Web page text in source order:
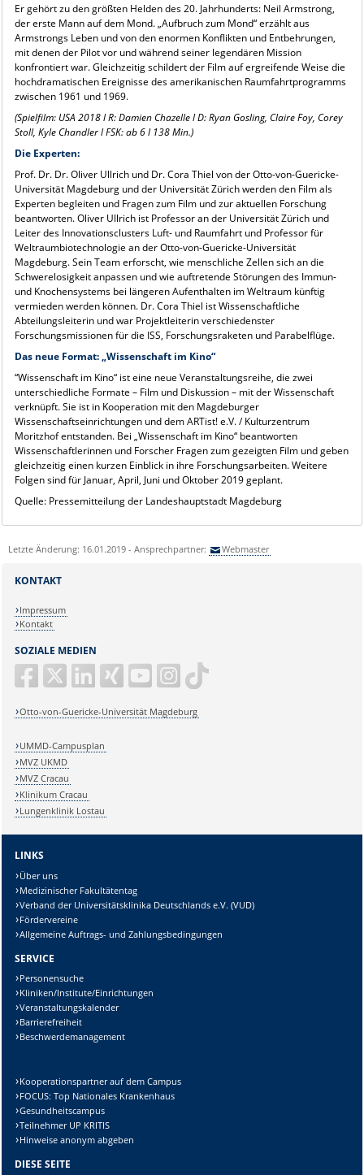
Er gehört zu den größten Helden des 20. Jahrhunderts: Neil Armstrong,
der erste Mann auf dem Mond. „Aufbruch zum Mond“ erzählt aus
Armstrongs Leben und von den enormen Konflikten und Entbehrungen,
mit denen der Pilot vor und während seiner legendären Mission
konfrontiert war. Gleichzeitig schildert der Film auf ergreifende Weise die
hochdramatischen Ereignisse des amerikanischen Raumfahrtprogramms
zwischen 1961 und 1969.
(Spielfilm: USA 2018 l R: Damien Chazelle l D: Ryan Gosling, Claire Foy, Corey
Stoll, Kyle Chandler l FSK: ab 6 l 138 Min.)
Die Experten:
Prof. Dr. Dr. Oliver Ullrich und Dr. Cora Thiel von der Otto-von-Guericke-
Universität Magdeburg und der Universität Zürich werden den Film als
Experten begleiten und Fragen zum Film und zur aktuellen Forschung
beantworten. Oliver Ullrich ist Professor an der Universität Zürich und
Leiter des Innovationsclusters Luft- und Raumfahrt und Professor für
Weltraumbiotechnologie an der Otto-von-Guericke-Universität
Magdeburg. Sein Team erforscht, wie menschliche Zellen sich an die
Schwerelosigkeit anpassen und wie auftretende Störungen des Immun-
und Knochensystems bei längeren Aufenthalten im Weltraum künftig
vermieden werden können. Dr. Cora Thiel ist Wissenschaftliche
Abteilungsleiterin und war Projektleiterin verschiedenster
Forschungsmissionen für die ISS, Forschungsraketen und Parabelflüge.
Das neue Format: „Wissenschaft im Kino“
“Wissenschaft im Kino“ ist eine neue Veranstaltungsreihe, die zwei
unterschiedliche Formate – Film und Diskussion – mit der Wissenschaft
verknüpft. Sie ist in Kooperation mit den Magdeburger
Wissenschaftseinrichtungen und dem ARTist! e.V. / Kulturzentrum
Moritzhof entstanden. Bei „Wissenschaft im Kino“ beantworten
Wissenschaftlerinnen und Forscher Fragen zum gezeigten Film und geben
gleichzeitig einen kurzen Einblick in ihre Forschungsarbeiten. Weitere
Folgen sind für Januar, April, Juni und Oktober 2019 geplant.
Quelle: Pressemitteilung der Landeshauptstadt Magdeburg
Letzte Änderung: 16.01.2019 - Ansprechpartner: Webmaster
SOZIALE MEDIEN
Otto-von-Guericke-Universität Magdeburg
KONTAKT
Impressum
Kontakt
UMMD-Campusplan
MVZ UKMD
MVZ Cracau
Klinikum Cracau
Lungenklinik Lostau
LINKS
Über uns
Medizinischer Fakultätentag
Verband der Universitätsklinika Deutschlands e.V. (VUD)
Fördervereine
Allgemeine Auftrags- und Zahlungsbedingungen
SERVICE
Personensuche
Kliniken/Institute/Einrichtungen
Veranstaltungskalender
Barrierefreiheit
Beschwerdemanagement
Kooperationspartner auf dem Campus
FOCUS: Top Nationales Krankenhaus
Gesundheitscampus
Teilnehmer UP KRITIS
Hinweise anonym abgeben
DIESE SEITE